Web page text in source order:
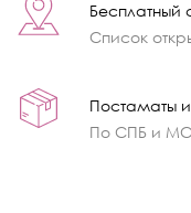
Бесплатный
Список
Постаматы
По СПБ и